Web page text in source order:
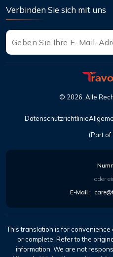
Verbinden Sie sich mit uns
(Part of
© 2026 . Alle
Datenschutzrichtlinie
oder
E-Mail :
This translation is for convenience
or complete. Refer to the
information. We are not